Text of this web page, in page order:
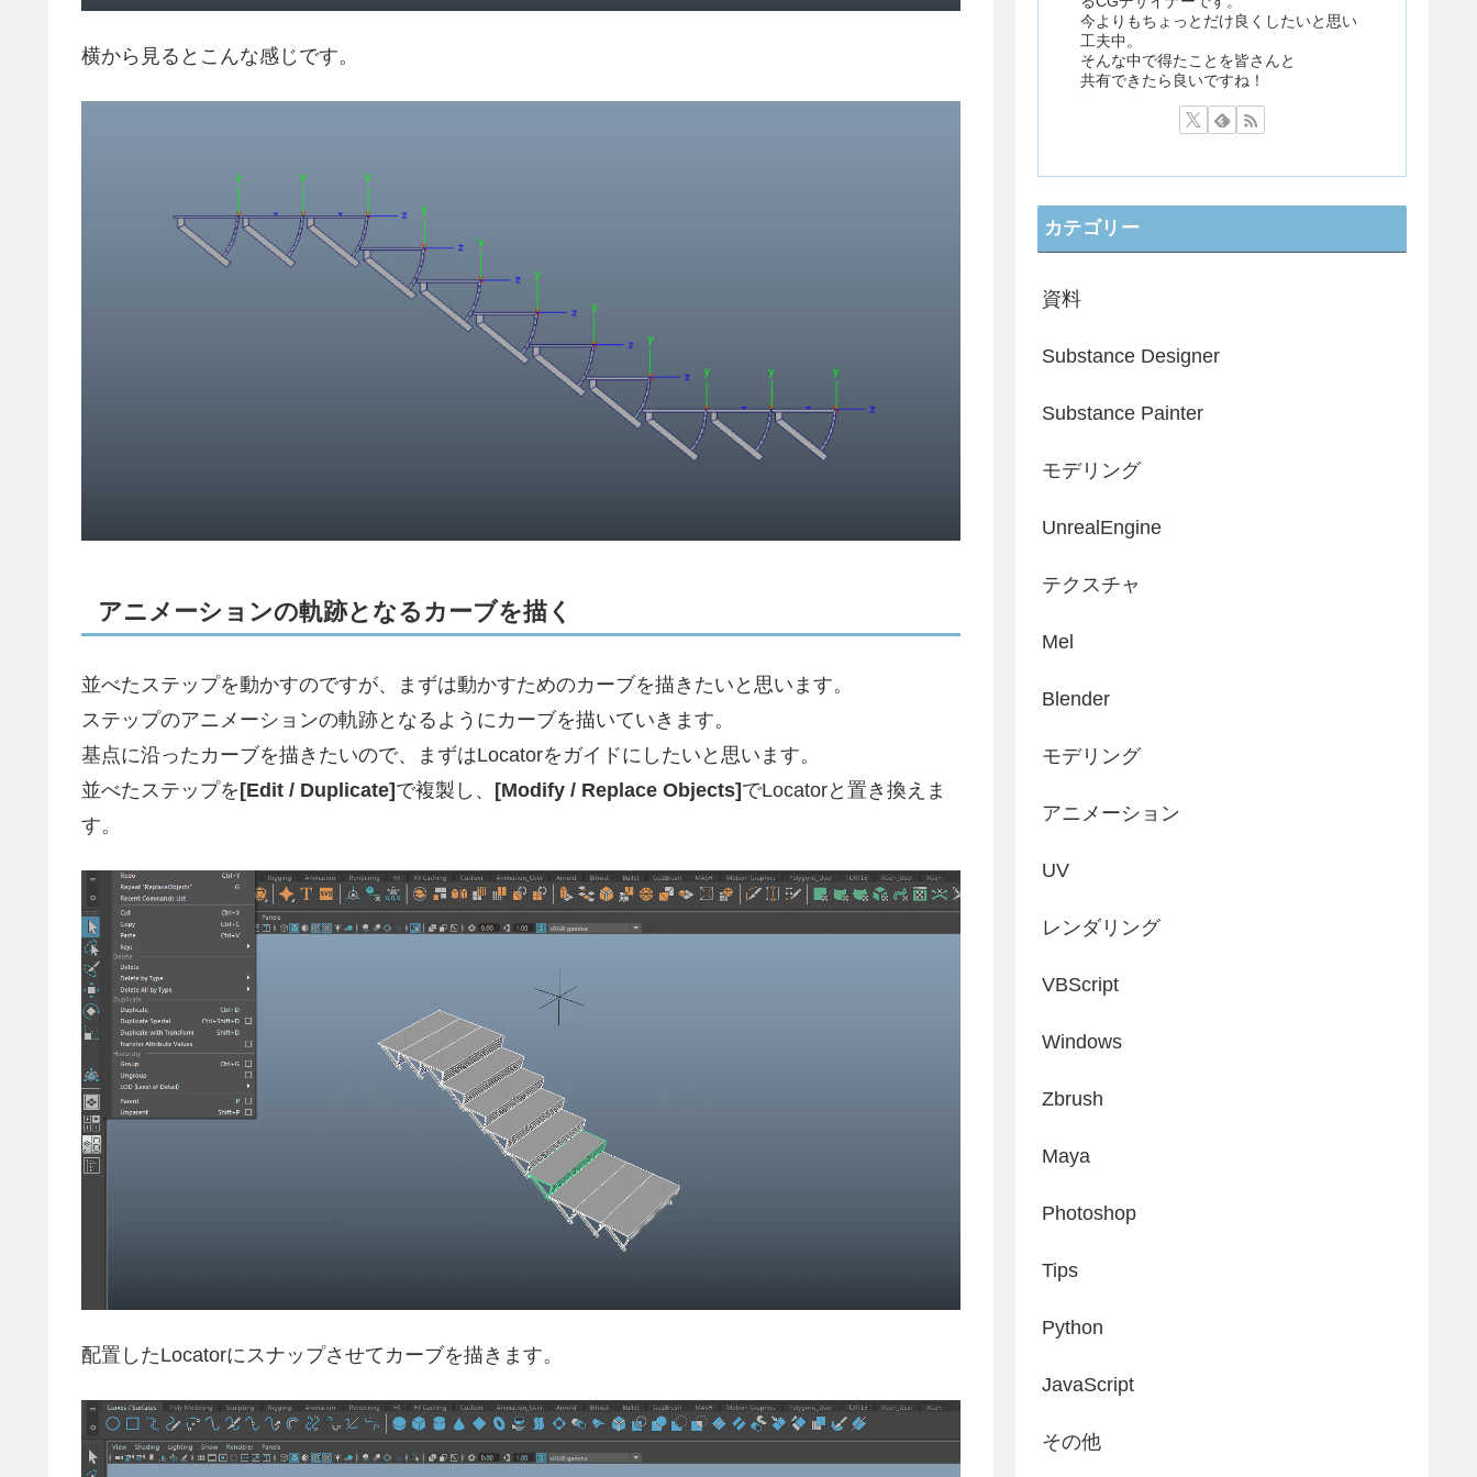
横から見るとこんな感じです。
アニメーションの軌跡となるカーブを描く
並べたステップを動かすのですが、まずは動かすためのカーブを描きたいと思います。
ステップのアニメーションの軌跡となるようにカーブを描いていきます。
基点に沿ったカーブを描きたいので、まずはLocatorをガイドにしたいと思います。
並べたステップを[Edit / Duplicate]で複製し、 [Modify / Replace Objects]でLocatorと置き換えま
す。
配置したLocatorにスナップさせてカーブを描きます。
今よりもちょっとだけ良くしたいと思い
工夫中。
そんな中で得たことを皆さんと
共有できたら良いですね！
カテゴリー
資料
Substance Designer
Substance Painter
モデリング
UnrealEngine
テクスチャ
Mel
Blender
モデリング
アニメーション
UV
レンダリング
VBScript
Windows
Zbrush
Maya
Photoshop
Tips
Python
JavaScript
その他